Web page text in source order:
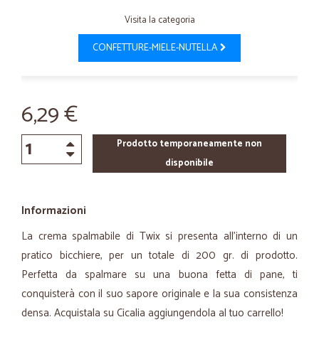
Visita la categoria
CONFETTURE-MIELE-NUTELLA
6,29 €
Prodotto temporaneamente non
disponibile
Informazioni
La crema spalmabile di Twix si presenta all’interno di un
pratico bicchiere, per un totale di 200 gr. di prodotto.
Perfetta da spalmare su una buona fetta di pane, ti
conquisterà con il suo sapore originale e la sua consistenza
densa. Acquistala su Cicalia aggiungendola al tuo carrello!